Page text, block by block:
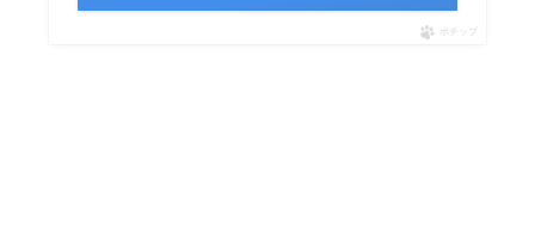
ポチップ